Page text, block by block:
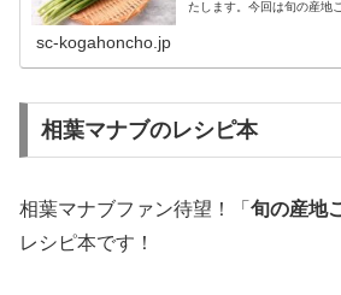
たします。今回は旬の産地
sc-kogahoncho.jp
相葉マナブのレシピ本
相葉マナブファン待望！「 旬の産地
レシピ本です！